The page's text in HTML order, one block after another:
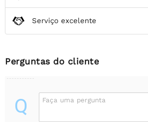
Serviço excelente
Perguntas do cliente
Q Faça uma pergunta